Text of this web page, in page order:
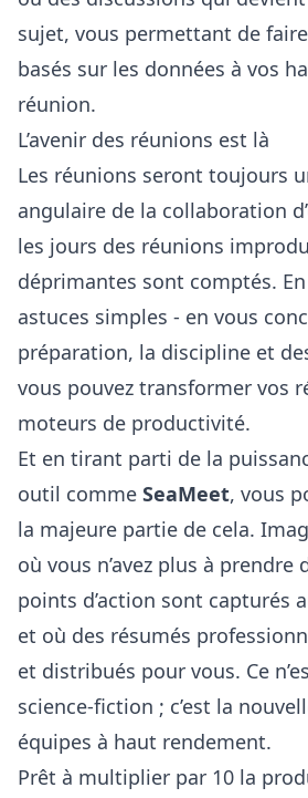
sujet, vous permettant de
basés sur les données à vos
réunion.
L’avenir des réunions est là
Les réunions seront toujours
angulaire de la collaboration
les jours des réunions
déprimantes sont comptés.
astuces simples - en vous
préparation, la discipline et
vous pouvez transformer vos
moteurs de productivité.
Et en tirant parti de la
outil comme SeaMeet, vous
la majeure partie de cela.
où vous n’avez plus à prendre
points d’action sont capturés
et où des résumés
et distribués pour vous. Ce
science-fiction ; c’est la
équipes à haut rendement.
Prêt à multiplier par 10 la